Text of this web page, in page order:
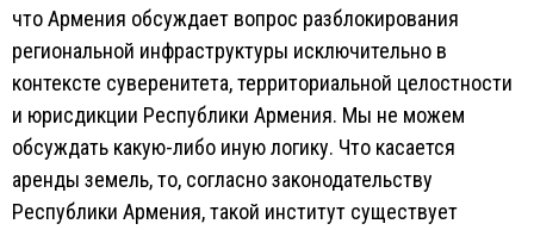
что Армения обсуждает вопрос разблокирования
региональной инфраструктуры исключительно в
контексте суверенитета, территориальной целостности
и юрисдикции Республики Армения. Мы не можем
обсуждать какую-либо иную логику. Что касается
аренды земель, то, согласно законодательству
Республики Армения, такой институт существует